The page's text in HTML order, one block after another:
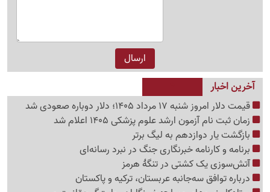
آخرین اخبار
قیمت دلار امروز شنبه 17 مرداد 1405؛ دلار دوباره صعودی شد
زمان ثبت نام آزمون ارشد علوم پزشکی 1405 اعلام شد
بازگشت یار دوازدهم به لیگ برتر
برنامه و کارنامه خبرنگاری جنگ در نبرد رسانه‌ای
آتش‌سوزی یک کشتی در تنگهٔ هرمز
درباره توافق سه‌جانبه عربستان، ترکیه و پاکستان